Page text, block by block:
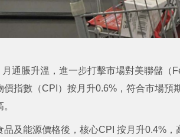
月通脹升溫，進一步打擊市場對美聯儲（
價指數（CPI）按月升0.6%，符合市場預
品及能源價格後，核心CPI 按月升0.4%